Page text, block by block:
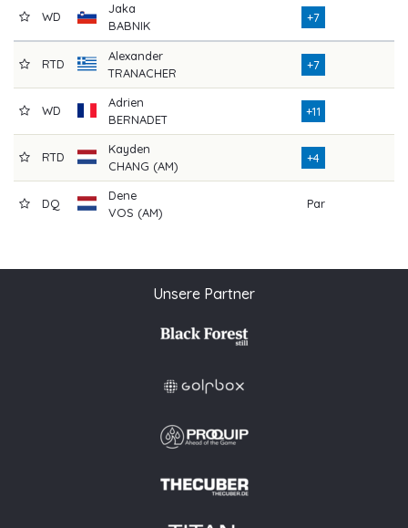
WD
Jaka
BABNIK
+7
RTD
Alexander
TRANACHER
+7
WD
Adrien
BERNADET
+11
RTD
Kayden
CHANG (AM)
+4
DQ
Dene
VOS (AM)
Par
Unsere Partner